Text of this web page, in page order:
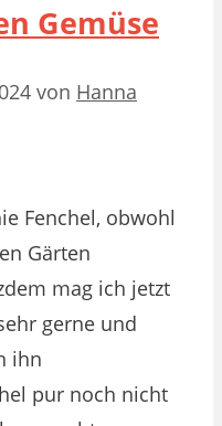
Gemüse
von Hanna
Fenchel, obwohl
Gärten
mag ich jetzt
gerne und
ihn
pur noch nicht